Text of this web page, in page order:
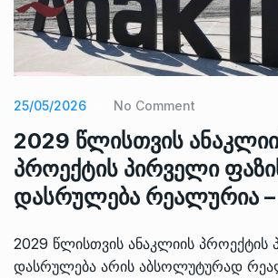
25/05/2026 No Comment
2029 წლისთვის
პროექტის პირველი
დასრულება რეალურია
2029 წლისთვის ანაკლიის პროექტის
დასრულება არის აბსოლუტურად